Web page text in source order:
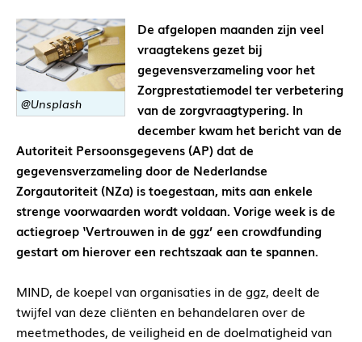
@Unsplash
De afgelopen maanden zijn veel
vraagtekens gezet bij
gegevensverzameling voor het
Zorgprestatiemodel ter verbetering
van de zorgvraagtypering. In
december kwam het bericht van de
Autoriteit Persoonsgegevens (AP) dat de
gegevensverzameling door de Nederlandse
Zorgautoriteit (NZa) is toegestaan, mits aan enkele
strenge voorwaarden wordt voldaan. Vorige week is de
actiegroep ‘Vertrouwen in de ggz’ een crowdfunding
gestart om hierover een rechtszaak aan te spannen.
MIND, de koepel van organisaties in de ggz, deelt de
twijfel van deze cliënten en behandelaren over de
meetmethodes, de veiligheid en de doelmatigheid van